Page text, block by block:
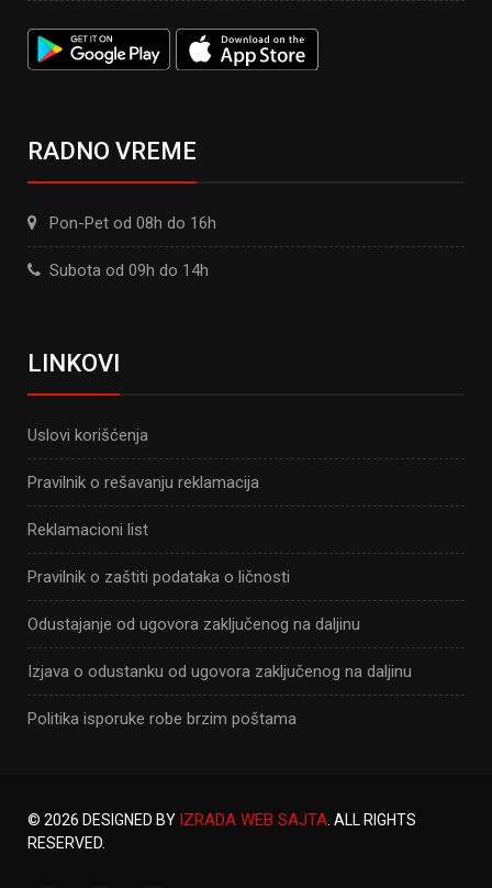
RADNO VREME
Pon-Pet od 08h do 16h
Subota od 09h do 14h
LINKOVI
Uslovi korišćenja
Pravilnik o rešavanju reklamacija
Reklamacioni list
Pravilnik o zaštiti podataka o ličnosti
Odustajanje od ugovora zaključenog na daljinu
Izjava o odustanku od ugovora zaključenog na daljinu
Politika isporuke robe brzim poštama
© 2026 DESIGNED BY IZRADA WEB SAJTA. ALL RIGHTS
RESERVED.